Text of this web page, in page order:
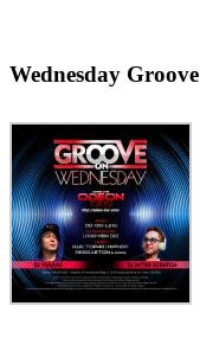
Wednesday Groove